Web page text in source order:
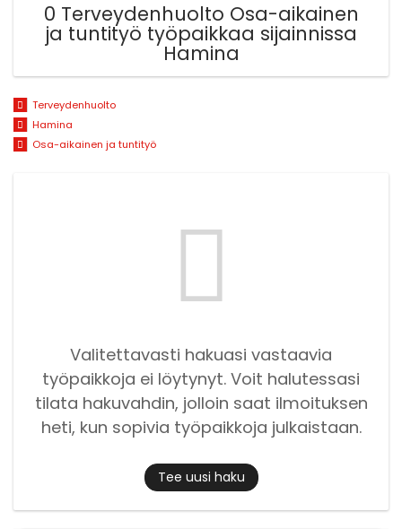
0 Terveydenhuolto Osa-aikainen
ja tuntityö työpaikkaa sijainnissa
Hamina
Terveydenhuolto
Hamina
Osa-aikainen ja tuntityö
Valitettavasti hakuasi vastaavia
työpaikkoja ei löytynyt. Voit halutessasi
tilata hakuvahdin, jolloin saat ilmoituksen
heti, kun sopivia työpaikkoja julkaistaan.
Tee uusi haku